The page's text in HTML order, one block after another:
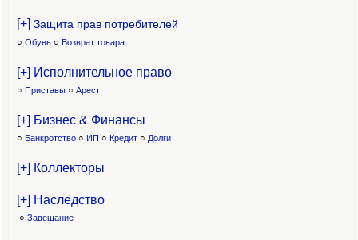
[+] Защита прав потребителей
○ Обувь ○ Возврат товара
[+] Исполнительное право
○ Приставы ○ Арест
[+] Бизнес & Финансы
○ Банкротство ○ ИП ○ Кредит ○ Долги
[+] Коллекторы
[+] Наследство
○ Завещание